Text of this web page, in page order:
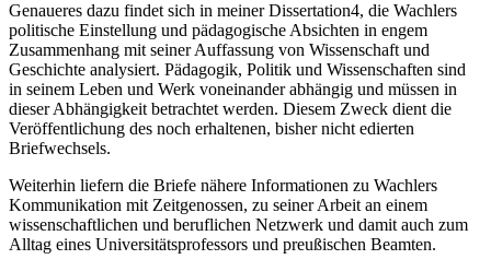
Genaueres dazu findet sich in meiner Dissertation4, die Wachlers
politische Einstellung und pädagogische Absichten in engem
Zusammenhang mit seiner Auffassung von Wissenschaft und
Geschichte analysiert. Pädagogik, Politik und Wissenschaften sind
in seinem Leben und Werk voneinander abhängig und müssen in
dieser Abhängigkeit betrachtet werden. Diesem Zweck dient die
Veröffentlichung des noch erhaltenen, bisher nicht edierten
Briefwechsels.
Weiterhin liefern die Briefe nähere Informationen zu Wachlers
Kommunikation mit Zeitgenossen, zu seiner Arbeit an einem
wissenschaftlichen und beruflichen Netzwerk und damit auch zum
Alltag eines Universitätsprofessors und preußischen Beamten.